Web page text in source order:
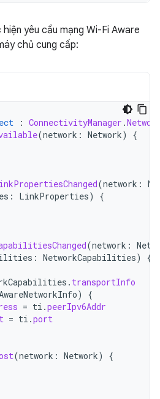
yêu cầu mạng Wi-Fi Aware
chủ cung cấp:
: ConnectivityManager .
(network : Network)
{
(network :
: LinkProperties)
{
(network :
: NetworkCapabilities)
{
. transportInfo
)
{
= ti .peerIpv6Addr
= ti .port
(network : Network)
{